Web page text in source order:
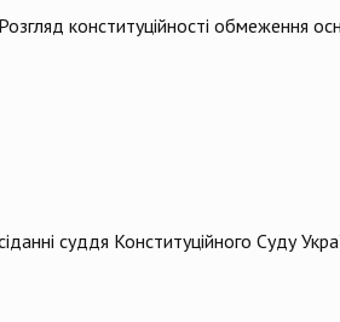
конституційності обмеження
суддя Конституційного Суду